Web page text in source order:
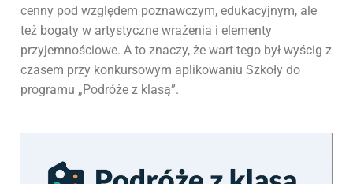
cenny pod względem poznawczym, edukacyjnym, ale
też bogaty w artystyczne wrażenia i elementy
przyjemnościowe. A to znaczy, że wart tego był wyścig z
czasem przy konkursowym aplikowaniu Szkoły do
programu „Podróże z klasą”.